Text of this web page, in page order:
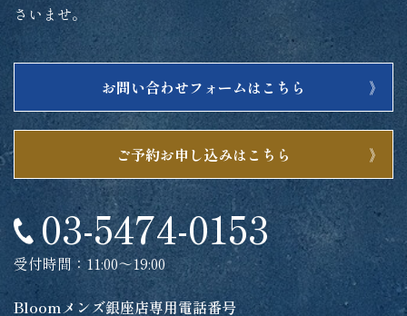
さいませ。
お問い合わせフォームはこちら
ご予約お申し込みはこちら
03-5474-0153
受付時間：11:00～19:00
Bloomメンズ銀座店専用電話番号